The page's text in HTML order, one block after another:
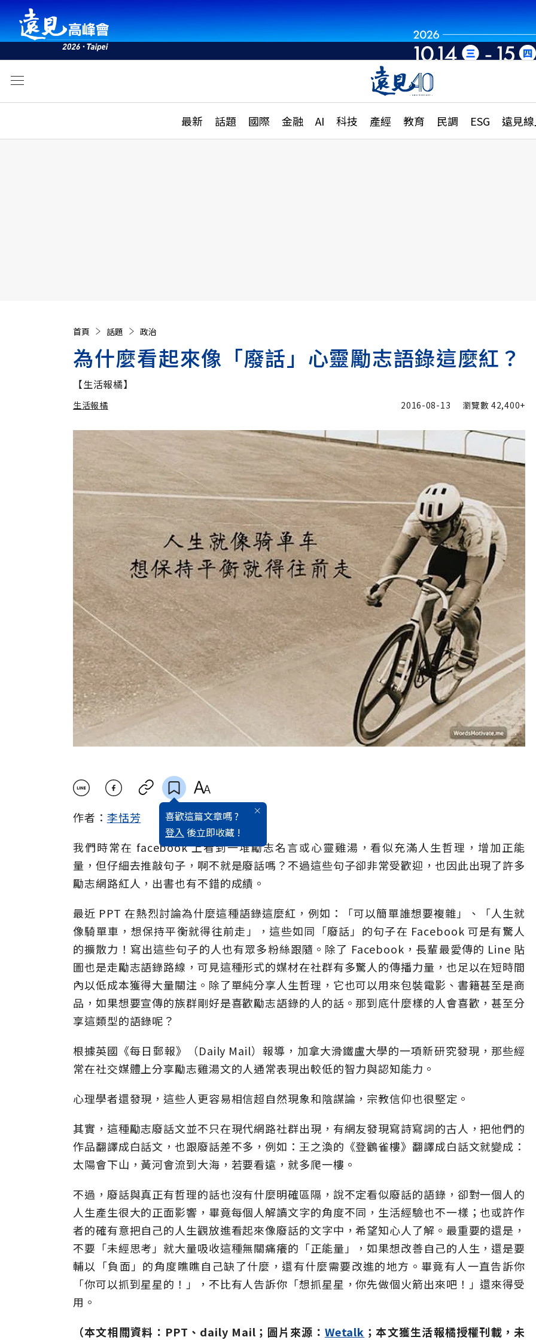
世界重組・洞見
最新 話題 國際 金融 AI 科技 產經 教育 民調 ESG 遠見
活動
話題
國際
特輯
大學升學、職涯攻略
縣市施政調查全解析
首頁 話題 政治
為什麼看起來像「廢話」心靈勵志語錄這麼紅？
【生活報橘】
生活報橘
生活報橘
2016-08-13 瀏覽數42,400+
喜歡這篇文章嗎 ?
登入 後立即收藏 !
作者： 李恬芳
我們時常在 facebook 上看到一堆勵志名言或心靈雞湯，看似充滿人生哲理，增加正能
量，但仔細去推敲句子，啊不就是廢話嗎？不過這些句子卻非常受歡迎，也因此出現了許多
勵志網路紅人，出書也有不錯的成績。
最近 PPT 在熱烈討論為什麼這種語錄這麼紅，例如：「可以簡單誰想要複雜」、「人生就
像騎單車，想保持平衡就得往前走」，這些如同「廢話」的句子在 Facebook 可是有驚人
的擴散力！寫出這些句子的人也有眾多粉絲跟隨。除了 Facebook，長輩最愛傳的 Line 貼
圖也是走勵志語錄路線，可見這種形式的媒材在社群有多驚人的傳播力量，也足以在短時間
內以低成本獲得大量關注。除了單純分享人生哲理，它也可以用來包裝電影、書籍甚至是商
品，如果想要宣傳的族群剛好是喜歡勵志語錄的人的話。那到底什麼樣的人會喜歡，甚至分
享這類型的語錄呢？
根據英國《每日郵報》（Daily Mail）報導，加拿大滑鐵盧大學的一項新研究發現，那些經
常在社交媒體上分享勵志雞湯文的人通常表現出較低的智力與認知能力。
心理學者還發現，這些人更容易相信超自然現象和陰謀論，宗教信仰也很堅定。
其實，這種勵志廢話文並不只在現代網路社群出現，有網友發現寫詩寫詞的古人，把他們的
作品翻譯成白話文，也跟廢話差不多，例如：王之渙的《登鸛雀樓》翻譯成白話文就變成：
太陽會下山，黃河會流到大海，若要看遠，就多爬一樓。
不過，廢話與真正有哲理的話也沒有什麼明確區隔，說不定看似廢話的語錄，卻對一個人的
人生產生很大的正面影響，畢竟每個人解讀文字的角度不同，生活經驗也不一樣；也或許作
者的確有意把自己的人生觀放進看起來像廢話的文字中，希望知心人了解。最重要的還是，
不要「未經思考」就大量吸收這種無關痛癢的「正能量」，如果想改善自己的人生，還是要
輔以「負面」的角度瞧瞧自己缺了什麼，還有什麼需要改進的地方。畢竟有人一直告訴你
「你可以抓到星星的！」，不比有人告訴你「想抓星星，你先做個火箭出來吧！」還來得受
用。
（本文相關資料 ： PPT、daily Mail；圖片來源： Wetalk ；本文獲生活報橘授權刊載，未